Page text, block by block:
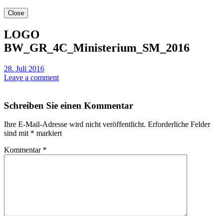
Close
LOGO
BW_GR_4C_Ministerium_SM_2016
28. Juli 2016
Leave a comment
Schreiben Sie einen Kommentar
Ihre E-Mail-Adresse wird nicht veröffentlicht. Erforderliche Felder
sind mit * markiert
Kommentar *